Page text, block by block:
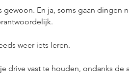
gewoon. En ja, soms gaan
weer iets leren.
drive vast te houden, ondanks